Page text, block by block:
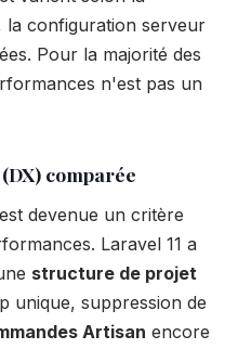
la configuration serveur
Pour la majorité des
n'est pas un
comparée
devenue un critère
Laravel 11 a
structure de projet
unique, suppression de
Artisan encore